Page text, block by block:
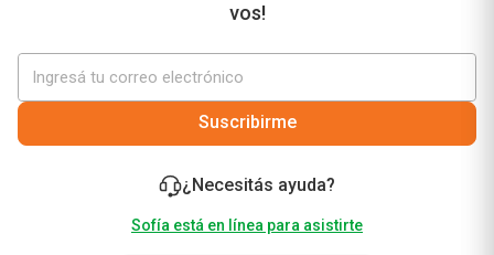
vos!
Suscribirme
¿Necesitás ayuda?
Sofía está en línea para asistirte